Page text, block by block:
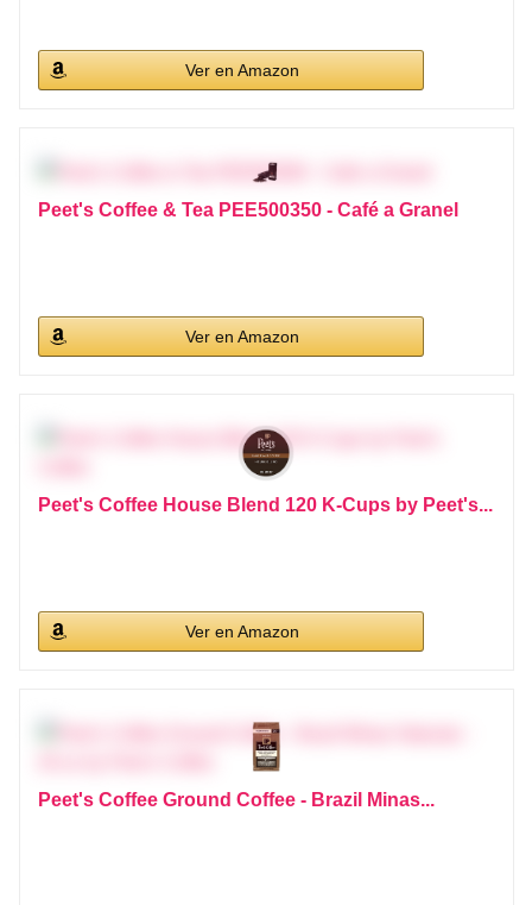
Ver en Amazon
Peet's Coffee & Tea PEE500350 - Café a Granel
Ver en Amazon
Peet's Coffee House Blend 120 K-Cups by Peet's...
Ver en Amazon
Peet's Coffee Ground Coffee - Brazil Minas...